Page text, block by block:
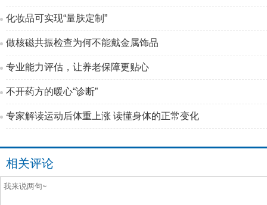
化妆品可实现“量肤定制”
做核磁共振检查为何不能戴金属饰品
专业能力评估，让养老保障更贴心
不开药方的暖心“诊断”
专家解读运动后体重上涨 读懂身体的正常变化
相关评论